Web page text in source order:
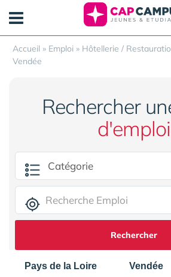
Accueil » Emploi » Hôtellerie /
Vendée
Rechercher
d'emploi
Rechercher
Pays de la Loire
Vendée
Panneau de gestion des cookies